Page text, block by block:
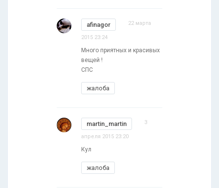
afinagor 22 марта
2015 23:24
Много приятных и красивых
вещей !
СПС
жалоба
martin_martin 3
апреля 2015 23:20
Кул
жалоба